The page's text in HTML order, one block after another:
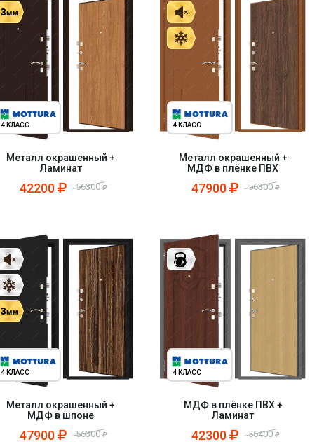
4 КЛАСС
Металл окрашенный +
Ламинат
42200 56300
4 КЛАСС
Металл окрашенный +
МДФ в плёнке ПВХ
47900 56300
4 КЛАСС
Металл окрашенный +
МДФ в шпоне
47900 56300
4 КЛАСС
МДФ в плёнке ПВХ +
Ламинат
42300 56400